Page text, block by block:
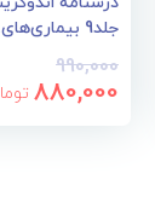
جلد9 بیماری‌های...
990,000
880,000